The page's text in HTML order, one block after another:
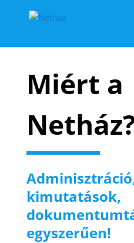
Miért a
kimutatások,
egyszerűen!